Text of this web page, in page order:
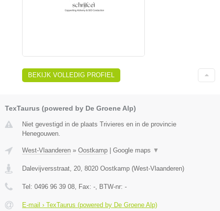
BEKIJK VOLLEDIG PROFIEL
TexTaurus (powered by De Groene Alp)
Niet gevestigd in de plaats Trivieres en in de provincie
Henegouwen.
West-Vlaanderen » Oostkamp Google maps ▼
Dalevijversstraat, 20 8020 Oostkamp (West-Vlaanderen)
Tel: 0496 96 39 08 , Fax: - , BTW-nr: -
E-mail › TexTaurus (powered by De Groene Alp)